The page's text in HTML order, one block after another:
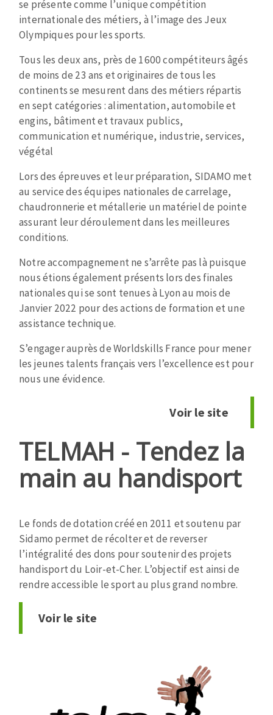
Disques fibre
Roues à lamelles
Brosses
Meules de tourets
Feutres à polir
Bandes sans fin
Rouleaux d'atelier
Aspirateurs
MÁQUINAS PARA USINAGEM DE METAIS
Tronçonneuses
Scies à ruban
Perceuses
Perceuses magnétiques
Tourets
Ponceuses
Tours à métaux
Tables
Fraises scies
Rubans
Fraise HSS
se présente comme l’unique compétition
internationale des métiers, à l’image des Jeux
Olympiques pour les sports.
Tous les deux ans, près de 1600 compétiteurs âgés
de moins de 23 ans et originaires de tous les
continents se mesurent dans des métiers répartis
en sept catégories : alimentation, automobile et
engins, bâtiment et travaux publics,
communication et numérique, industrie, services,
végétal
Lors des épreuves et leur préparation, SIDAMO met
au service des équipes nationales de carrelage,
chaudronnerie et métallerie un matériel de pointe
assurant leur déroulement dans les meilleures
conditions.
Notre accompagnement ne s’arrête pas là puisque
nous étions également présents lors des finales
nationales qui se sont tenues à Lyon au mois de
Janvier 2022 pour des actions de formation et une
assistance technique.
S’engager auprès de Worldskills France pour mener
les jeunes talents français vers l’excellence est pour
nous une évidence.
Voir le site
TELMAH - Tendez la
main au handisport
Le fonds de dotation créé en 2011 et soutenu par
Sidamo permet de récolter et de reverser
l’intégralité des dons pour soutenir des projets
handisport du Loir-et-Cher. L’objectif est ainsi de
rendre accessible le sport au plus grand nombre.
Voir le site